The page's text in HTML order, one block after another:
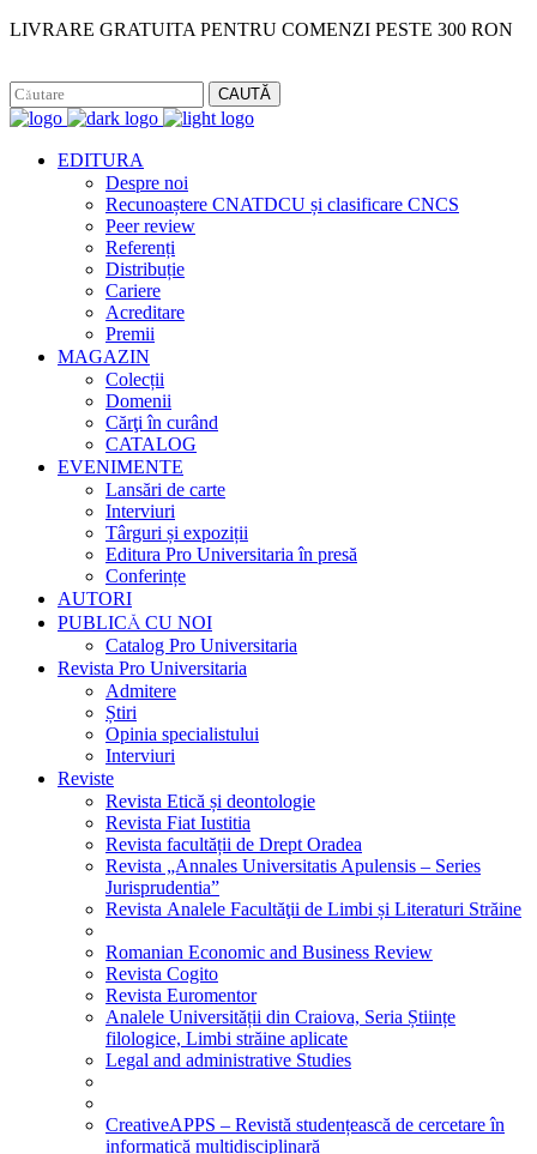
LIVRARE GRATUITA PENTRU COMENZI PESTE 300 RON
CAUTĂ
EDITURA
Despre noi
Recunoaștere CNATDCU și clasificare CNCS
Peer review
Referenți
Distribuție
Cariere
Acreditare
Premii
MAGAZIN
Colecții
Domenii
Cărţi în curând
CATALOG
EVENIMENTE
Lansări de carte
Interviuri
Târguri și expoziții
Editura Pro Universitaria în presă
Conferințe
AUTORI
PUBLICĂ CU NOI
Catalog Pro Universitaria
Revista Pro Universitaria
Admitere
Știri
Opinia specialistului
Interviuri
Reviste
Revista Etică și deontologie
Revista Fiat Iustitia
Revista facultății de Drept Oradea
Revista „Annales Universitatis Apulensis – Series
Jurisprudentia”
Revista Analele Facultăţii de Limbi și Literaturi Străine
Romanian Economic and Business Review
Revista Cogito
Revista Euromentor
Analele Universității din Craiova, Seria Științe
filologice, Limbi străine aplicate
Legal and administrative Studies
CreativeAPPS – Revistă studențească de cercetare în
informatică multidisciplinară